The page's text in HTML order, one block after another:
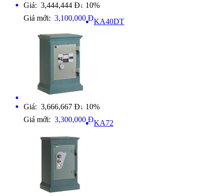
Giá: 3,444,444 Đ ↓ 10%
Giá mới: 3,100,000 ĐKA40DT
Giá: 3,666,667 Đ ↓ 10%
Giá mới: 3,300,000 ĐKA72